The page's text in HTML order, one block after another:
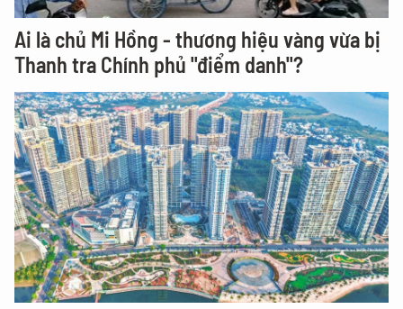
Ai là chủ Mi Hồng - thương hiệu vàng vừa bị
Thanh tra Chính phủ "điểm danh"?